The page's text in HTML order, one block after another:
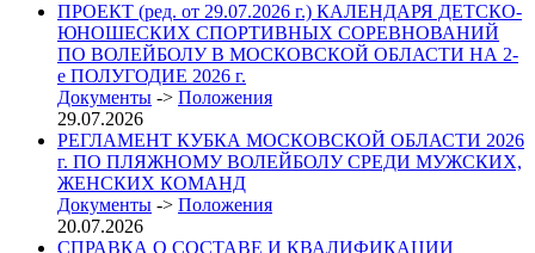
ПРОЕКТ (ред. от 29.07.2026 г.) КАЛЕНДАРЯ ДЕТСКО-
ЮНОШЕСКИХ СПОРТИВНЫХ СОРЕВНОВАНИЙ
ПО ВОЛЕЙБОЛУ В МОСКОВСКОЙ ОБЛАСТИ НА 2-
е ПОЛУГОДИЕ 2026 г.
Документы -> Положения
29.07.2026
РЕГЛАМЕНТ КУБКА МОСКОВСКОЙ ОБЛАСТИ 2026
г. ПО ПЛЯЖНОМУ ВОЛЕЙБОЛУ СРЕДИ МУЖСКИХ,
ЖЕНСКИХ КОМАНД
Документы -> Положения
20.07.2026
СПРАВКА О СОСТАВЕ И КВАЛИФИКАЦИИ